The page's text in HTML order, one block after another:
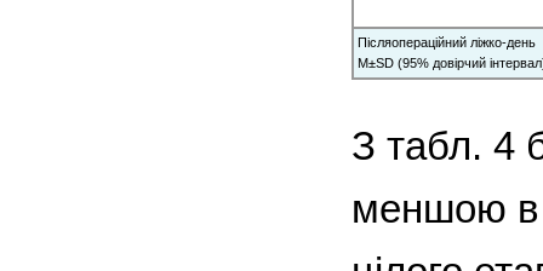
Післяопераційний ліжко-день
M±SD (95% довірчий
З табл. 4
меншою в